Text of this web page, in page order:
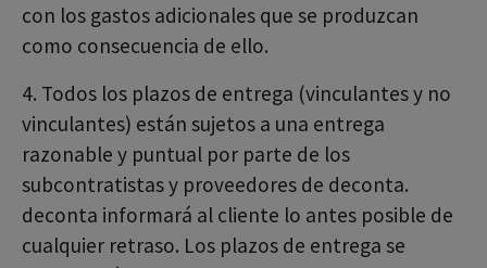
con los gastos adicionales que se produzcan
como consecuencia de ello.
4. Todos los plazos de entrega (vinculantes y no
vinculantes) están sujetos a una entrega
razonable y puntual por parte de los
subcontratistas y proveedores de deconta.
deconta informará al cliente lo antes posible de
cualquier retraso. Los plazos de entrega se